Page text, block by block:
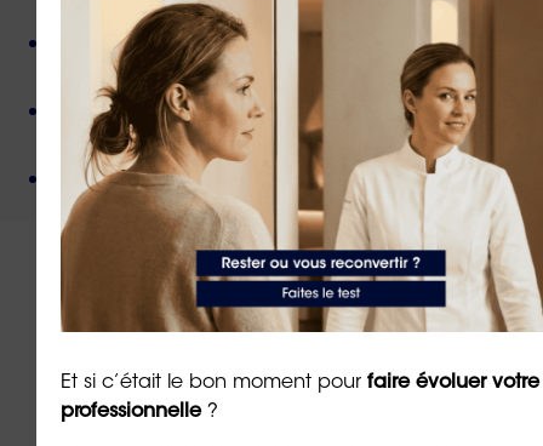
sa création,
Des valeurs humanistes de bienveillanceet de
non-jugement,
Une méthode créée par
un docteur en
psychologie,
Un organisme de formationcertifié QUALIOPI.
À lire sur le même thème
Et si c’était le bon moment pour faire évoluer
professionnelle?